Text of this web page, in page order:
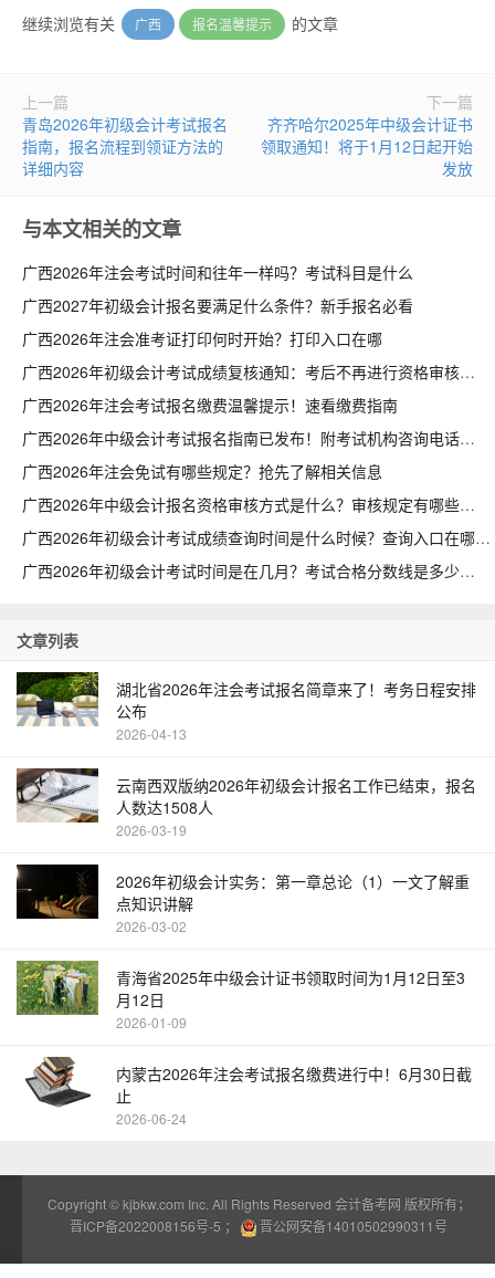
继续浏览有关 广西 报名温馨提示 的文章
上一篇
青岛2026年初级会计考试报名
指南，报名流程到领证方法的
详细内容
下一篇
齐齐哈尔2025年中级会计证书
领取通知！将于1月12日起开始
发放
与本文相关的文章
广西2026年注会考试时间和往年一样吗？考试科目是什么
广西2027年初级会计报名要满足什么条件？新手报名必看
广西2026年注会准考证打印何时开始？打印入口在哪
广西2026年初级会计考试成绩复核通知：考后不再进行资格审核
广西2026年注会考试报名缴费温馨提示！速看缴费指南
广西2026年中级会计考试报名指南已发布！附考试机构咨询电话
广西2026年注会免试有哪些规定？抢先了解相关信息
广西2026年中级会计报名资格审核方式是什么？审核规定有哪些
广西2026年初级会计考试成绩查询时间是什么时候？查询入口在哪里
广西2026年初级会计考试时间是在几月？考试合格分数线是多少
文章列表
湖北省2026年注会考试报名简章来了！考务日程安排
公布
2026-04-13
云南西双版纳2026年初级会计报名工作已结束，报名
人数达1508人
2026-03-19
2026年初级会计实务：第一章总论（1）一文了解重
点知识讲解
2026-03-02
青海省2025年中级会计证书领取时间为1月12日至3
月12日
2026-01-09
内蒙古2026年注会考试报名缴费进行中！6月30日截
止
2026-06-24
Copyright ©kjbkw.com Inc. All Rights Reserved 会计备考网 版权所有；
晋ICP备2022008156号-5 ； 晋公网安备14010502990311号